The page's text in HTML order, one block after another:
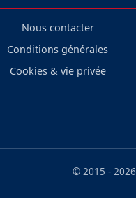
Nous contacter
Conditions générales
Cookies & vie privée
© 2015 - 2026